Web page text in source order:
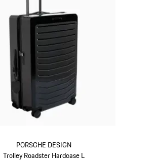
PORSCHE DESIGN
Trolley Roadster Hardcase L